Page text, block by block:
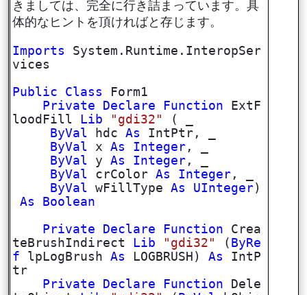
きましては、完全に行き詰まっています。具
体的なヒントを頂ければと存じます。
Imports
System.Runtime.InteropSer
vices
Public
Class
Form1
Private
Declare Function ExtF
loodFill
Lib "gdi32"
( _
ByVal hdcAs
IntPtr, _
ByVal xAs Integer , _
ByVal yAs Integer , _
ByVal crColorAs Integer , _
ByVal wFillTypeAs UInteger)
As
Boolean
Private
Declare Function Crea
teBrushIndirect
Lib "gdi32" ( ByRe
f lpLogBrushAs LOGBRUSH)As
IntP
tr
Private
Declare Function Dele